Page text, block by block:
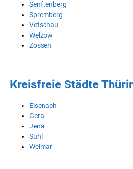
Senftenberg
Spremberg
Vetschau
Welzow
Zossen
Kreisfreie Städte
Eisenach
Gera
Jena
Suhl
Weimar